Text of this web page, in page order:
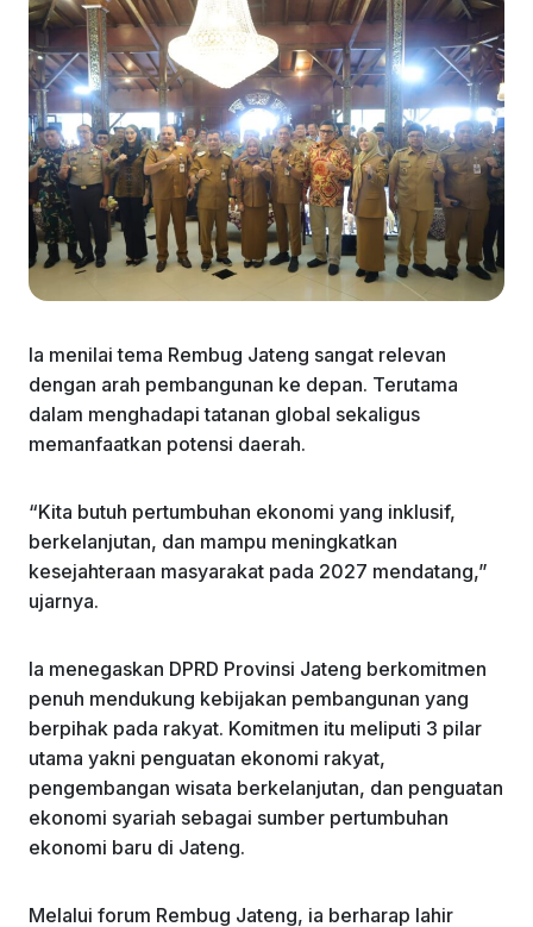
Ia menilai tema Rembug Jateng sangat relevan
dengan arah pembangunan ke depan. Terutama
dalam menghadapi tatanan global sekaligus
memanfaatkan potensi daerah.
“Kita butuh pertumbuhan ekonomi yang inklusif,
berkelanjutan, dan mampu meningkatkan
kesejahteraan masyarakat pada 2027 mendatang,”
ujarnya.
Ia menegaskan DPRD Provinsi Jateng berkomitmen
penuh mendukung kebijakan pembangunan yang
berpihak pada rakyat. Komitmen itu meliputi 3 pilar
utama yakni penguatan ekonomi rakyat,
pengembangan wisata berkelanjutan, dan penguatan
ekonomi syariah sebagai sumber pertumbuhan
ekonomi baru di Jateng.
Melalui forum Rembug Jateng, ia berharap lahir